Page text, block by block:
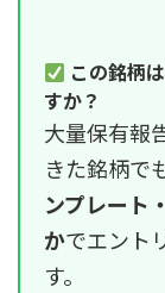
この銘柄
すか？
大量保有報
きた銘柄でも
ンプレート
かでエント
す。